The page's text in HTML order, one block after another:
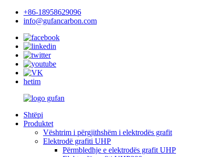
+86-18958629096
info@gufancarbon.com
hetim
Shtëpi
Produktet
Vështrim i përgjithshëm i elektrodës grafit
Elektrodë grafiti UHP
Përmbledhje e elektrodës grafit UHP